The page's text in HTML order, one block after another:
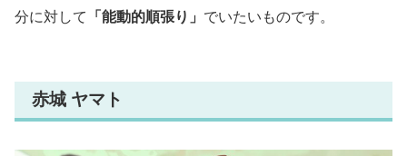
分に対して
「能動的順張り」 でいたいものです。
赤城 ヤマト